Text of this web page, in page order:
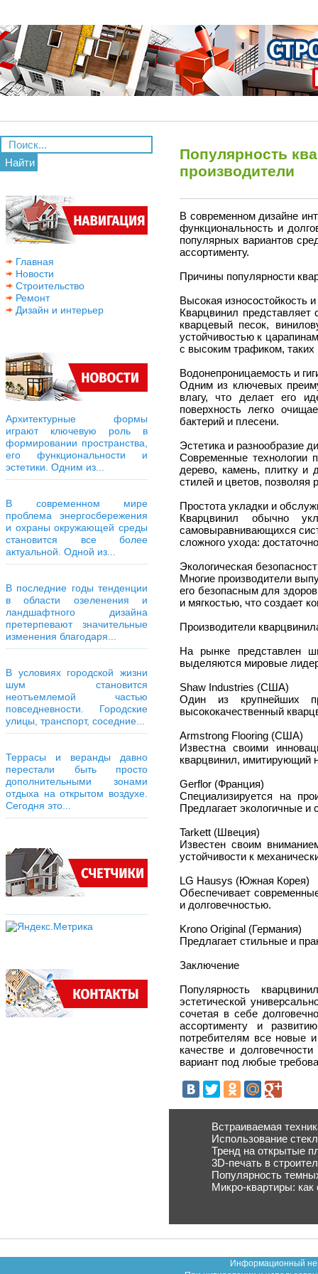
Найти
Главная
Новости
Строительство
Ремонт
Дизайн и интерьер
Архитектурные формы
играют ключевую роль в
формировании пространства,
его функциональности и
эстетики. Одним из...
В современном мире
проблема энергосбережения
и охраны окружающей среды
становится все более
актуальной. Одной из...
В последние годы тенденции
в области озеленения и
ландшафтного дизайна
претерпевают значительные
изменения благодаря...
В условиях городской жизни
шум становится
неотъемлемой частью
повседневности. Городские
улицы, транспорт, соседние...
Террасы и веранды давно
перестали быть просто
дополнительными зонами
отдыха на открытом воздухе.
Сегодня это...
Популярность
производители
В современном дизайне
функциональность и
популярных вариантов
ассортименту.
Причины популярности
Высокая износостойкость
Кварцвинил
кварцевый песок,
устойчивостью к
с высоким трафиком, таких
Водонепроницаемость и
Одним из ключевых
влагу, что делает его
поверхность легко
бактерий и плесени.
Эстетика и разнообразие
Современные технологии
дерево, камень, плитку и
стилей и цветов, позволяя
Простота укладки и
Кварцвинил обычно
самовыравнивающихся
сложного ухода:
Экологическая
Многие производители
его безопасным для
и мягкостью, что создает
Производители
На рынке представлен
выделяются мировые
Shaw Industries (США)
Один из крупнейших
высококачественный
Armstrong Flooring (США)
Известна своими
кварцвинил, имитирующий
Gerflor (Франция)
Специализируется на
Предлагает экологичные
Tarkett (Швеция)
Известен своим
устойчивости к
LG Hausys (Южная Корея)
Обеспечивает
и долговечностью.
Krono Original (Германия)
Предлагает стильные и
Заключение
Популярность
эстетической
сочетая в себе
ассортименту и
потребителям все новые
качестве и
вариант под любые
Встраиваемая
Использование
Тренд на открытые
3D-печать в
Популярность
Микро-квартиры:
Информационный